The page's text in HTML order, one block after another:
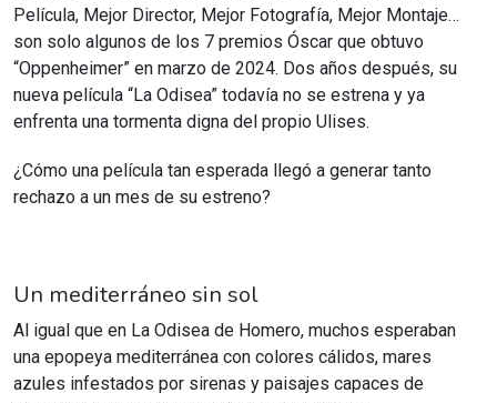
Película, Mejor Director, Mejor Fotografía, Mejor Montaje…
son solo algunos de los 7 premios Óscar que obtuvo
“Oppenheimer” en marzo de 2024. Dos años después, su
nueva película “La Odisea” todavía no se estrena y ya
enfrenta una tormenta digna del propio Ulises.
¿Cómo una película tan esperada llegó a generar tanto
rechazo a un mes de su estreno?
Un mediterráneo sin sol
Al igual que en La Odisea de Homero, muchos esperaban
una epopeya mediterránea con colores cálidos, mares
azules infestados por sirenas y paisajes capaces de